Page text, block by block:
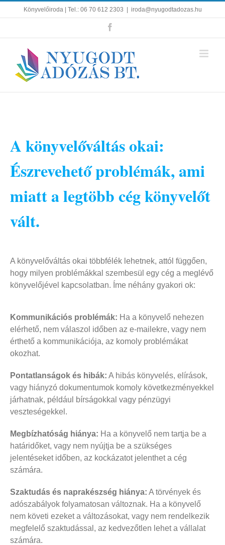
Könyvelőiroda | Tel.: 06 70 612 2303 iroda@nyugodtadozas.hu
A könyvelőváltás okai:
Észrevehető problémák, ami
miatt a legtöbb cég könyvelőt
vált.
A könyvelőváltás okai többfélék lehetnek, attól függően,
hogy milyen problémákkal szembesül egy cég a meglévő
könyvelőjével kapcsolatban. Íme néhány gyakori ok:
Kommunikációs problémák: Ha a könyvelő nehezen
elérhető, nem válaszol időben az e-mailekre, vagy nem
érthető a kommunikációja, az komoly problémákat
okozhat.
Pontatlanságok és hibák: A hibás könyvelés, elírások,
vagy hiányzó dokumentumok komoly következményekkel
járhatnak, például bírságokkal vagy pénzügyi
veszteségekkel.
Megbízhatóság hiánya: Ha a könyvelő nem tartja be a
határidőket, vagy nem nyújtja be a szükséges
jelentéseket időben, az kockázatot jelenthet a cég
számára.
Szaktudás és naprakészség hiánya: A törvények és
adószabályok folyamatosan változnak. Ha a könyvelő
nem követi ezeket a változásokat, vagy nem rendelkezik
megfelelő szaktudással, az kedvezőtlen lehet a vállalat
számára.